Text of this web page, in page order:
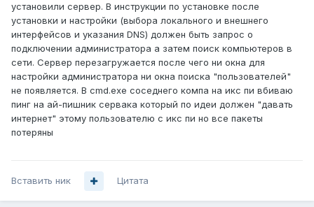
установили сервер. В инструкции по установке после
установки и настройки (выбора локального и внешнего
интерфейсов и указания DNS) должен быть запрос о
подключении администратора а затем поиск компьютеров в
сети. Сервер перезагружается после чего ни окна для
настройки администратора ни окна поиска "пользователей"
не появляется. В cmd.exe соседнего компа на икс пи вбиваю
пинг на ай-пишник сервака который по идеи должен "давать
интернет" этому пользователю с икс пи но все пакеты
потеряны
Вставить ник Цитата